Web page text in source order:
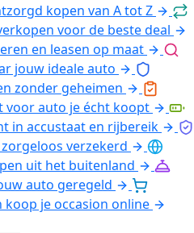
kopen van A tot Z
voor de beste deal
en leasen op maat
jouw ideale auto
zonder geheimen
voor auto je écht koopt
in accustaat en rijbereik
verzekerd
uit het buitenland
auto geregeld
koop je occasion online